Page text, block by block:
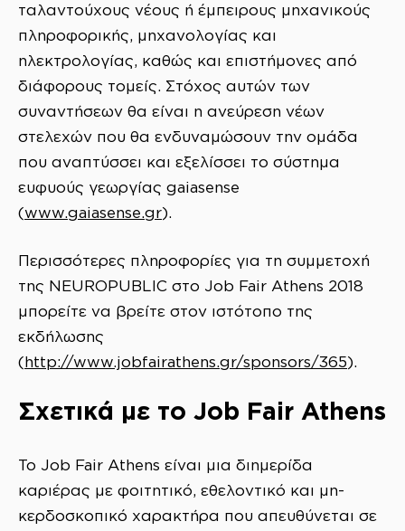
ταλαντούχους νέους ή έμπειρους μηχανικούς
πληροφορικής, μηχανολογίας και
ηλεκτρολογίας, καθώς και επιστήμονες από
διάφορους τομείς. Στόχος αυτών των
συναντήσεων θα είναι η ανεύρεση νέων
στελεχών που θα ενδυναμώσουν την ομάδα
που αναπτύσσει και εξελίσσει το σύστημα
ευφυούς γεωργίας gaiasense
(www.gaiasense.gr).
Περισσότερες πληροφορίες για τη συμμετοχή
της NEUROPUBLIC στο Job Fair Athens 2018
μπορείτε να βρείτε στον ιστότοπο της
εκδήλωσης
(http://www.jobfairathens.gr/sponsors/365).
Σχετικά με το Job Fair Athens
To Job Fair Athens είναι μια διημερίδα
καριέρας με φοιτητικό, εθελοντικό και μη-
κερδοσκοπικό χαρακτήρα που απευθύνεται σε